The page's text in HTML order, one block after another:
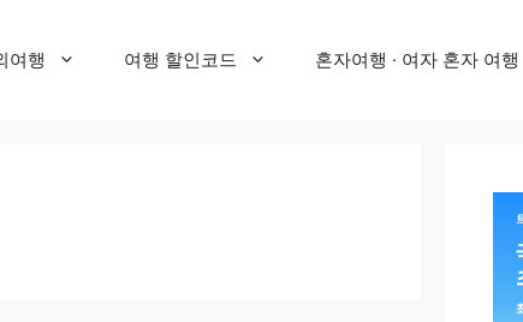
여행 여행 할인코드 혼자여행 · 여자 혼자 여행